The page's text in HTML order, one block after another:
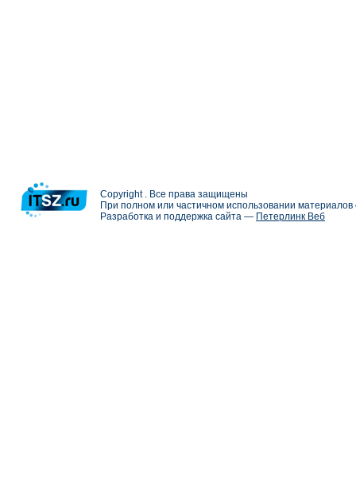
Copyright . Все права защищены
При полном или частичном использовании
Разработка и поддержка сайта — Петерлинк Веб